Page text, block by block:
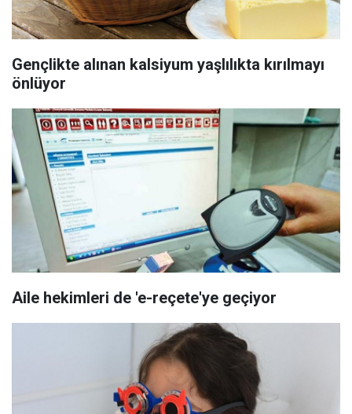
Gençlikte alınan kalsiyum yaşlılıkta kırılmayı
önlüyor
Aile hekimleri de 'e-reçete'ye geçiyor